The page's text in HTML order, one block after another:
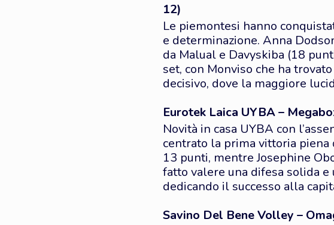
12)
Le piemontesi hanno
e determinazione. Anna
da Malual e Davyskiba (18
set, con Monviso che ha
decisivo, dove la maggiore
Eurotek Laica UYBA –
Novità in casa UYBA con
centrato la prima vittoria piena
13 punti, mentre Josephine
fatto valere una difesa solida
dedicando il successo alla
Savino Del Bene Volley –